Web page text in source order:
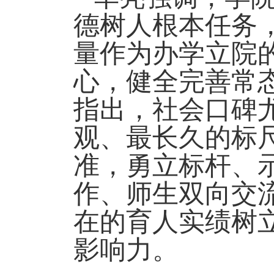
德树人根本任务
量作为办学立院
心，健全完善常
指出，社会口碑
观、最长久的标
准，勇立标杆、
作、师生双向交
在的育人实绩树
影响力。